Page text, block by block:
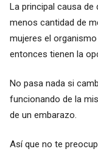
La principal causa
menos cantidad de
mujeres el
entonces tienen la
No pasa nada si
funcionando de la
de un embarazo.
Así que no te